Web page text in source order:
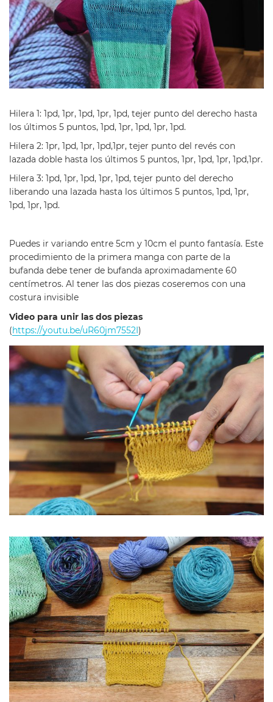
Hilera 1: 1pd, 1pr, 1pd, 1pr, 1pd, tejer punto del derecho hasta
los últimos 5 puntos, 1pd, 1pr, 1pd, 1pr, 1pd.
Hilera 2: 1pr, 1pd, 1pr, 1pd,1pr, tejer punto del revés con
lazada doble hasta los últimos 5 puntos, 1pr, 1pd, 1pr, 1pd,1pr.
Hilera 3: 1pd, 1pr, 1pd, 1pr, 1pd, tejer punto del derecho
liberando una lazada hasta los últimos 5 puntos, 1pd, 1pr,
1pd, 1pr, 1pd.
Puedes ir variando entre 5cm y 10cm el punto fantasía. Este
procedimiento de la primera manga con parte de la
bufanda debe tener de bufanda aproximadamente 60
centímetros. Al tener las dos piezas coseremos con una
costura invisible
Video para unir las dos piezas
(https://youtu.be/uR60jm7552I )